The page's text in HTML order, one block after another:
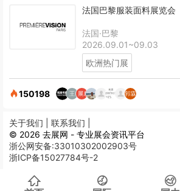
法国巴黎服装面料展览会
法国·巴黎
2026.09.01~09.03
欧洲热门展
150198
关于我们 | 联系我们 |
© 2026 去展网 - 专业展会资讯平台
浙公网安备:33010302002903号
浙ICP备15027784号-2